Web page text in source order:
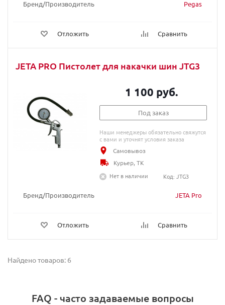
Бренд/Производитель Pegas
Отложить Сравнить
JETA PRO Пистолет для накачки шин JTG3
Бренд/Производитель JETA Pro
Отложить Сравнить
1 100 руб.
Под заказ
Наши менеджеры обязательно свяжутся
с вами и уточнят условия заказа
Самовывоз
Курьер, ТК
Нет в наличии
Код: JTG3
Найдено товаров: 6
FAQ - часто задаваемые вопросы